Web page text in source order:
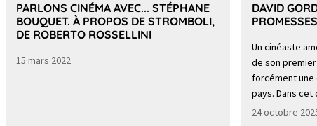
PARLONS CINÉMA AVEC... STÉPHANE
BOUQUET. À PROPOS DE STROMBOLI,
DE ROBERTO ROSSELLINI
15 mars 2022
DAVID
PROMESSES
Un cinéaste
de son
forcément
pays. Dans cet
24 octobre